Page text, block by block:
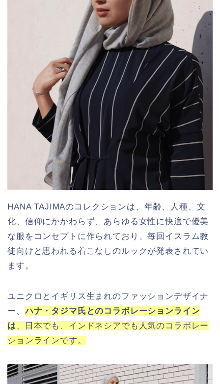
HANA TAJIMAのコレクションは、年齢、人種、文
化、信仰にかかわらず、あらゆる女性に快適で優美
な服をコンセプトに作られており、毎回イスラム教
徒向けと思われる着こなしのルックが発表されてい
ます。
ユニクロとイギリス生まれのファッションデザイナ
ー、ハナ・タジマ氏とのコラボレーションライン
は、日本でも、インドネシアでも人気のコラボレー
ションラインです。